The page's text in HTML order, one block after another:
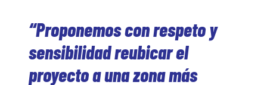
“Proponemos con respeto y
sensibilidad reubicar el
proyecto a una zona más